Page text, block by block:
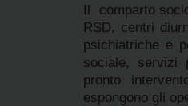
Il comparto
RSD, centri
psichiatriche e
sociale, servizi
pronto
espongono gli